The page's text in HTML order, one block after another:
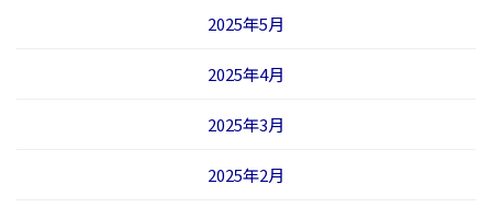
2025年5月
2025年4月
2025年3月
2025年2月